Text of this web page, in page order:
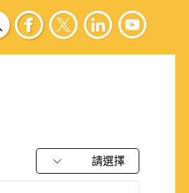
請選擇